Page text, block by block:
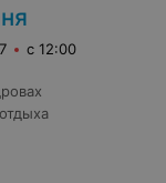
с 12:00